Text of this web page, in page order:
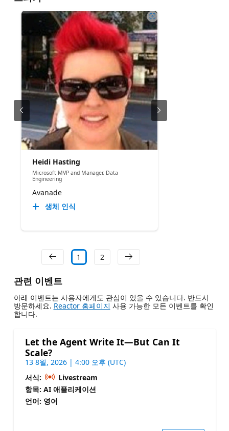
Heidi Hasting
Microsoft MVP and Manager, Data
Engineering
Avanade
생체 인식
1 2
관련 이벤트
아래 이벤트는 사용자에게도 관심이 있을 수 있습니다. 반드시
방문하세요. Reactor 홈페이지 사용 가능한 모든 이벤트를 확인
합니다.
Let the Agent Write It—But Can It
Scale?
13 8월, 2026 | 4:00 오후 (UTC)
서식:
Livestream
항목: AI 애플리케이션
언어: 영어